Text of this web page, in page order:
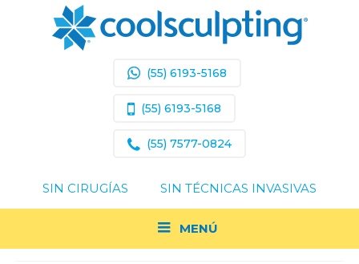
(55) 6193-5168
(55) 6193-5168
(55) 7577-0824
SIN CIRUGÍAS SIN TÉCNICAS INVASIVAS
MENÚ